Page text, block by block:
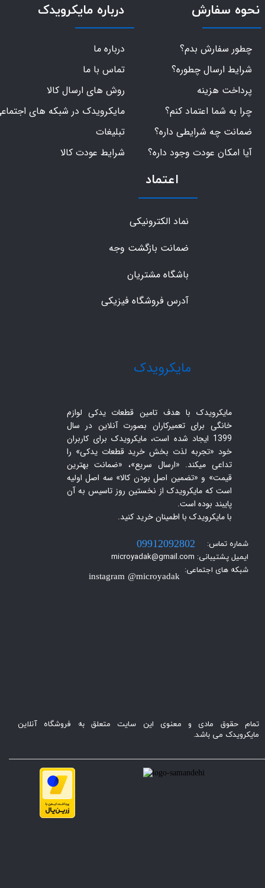
مایکرویدک با هدف تامین قطعات یدکی لوازم
خانگی برای تعمیرکاران بصورت آنلاین در سال
1399 ایجاد شده است، مایکرویدک برای کاربران
خود «تجربه لذت بخش خرید قطعات یدکی» را
تداعی میکند. «ارسال سریع»، «ضمانت بهترین
قیمت» و «تضمین اصل بودن کالا» سه اصل اولیه
است که مایکرویدک از نخستین روز تاسیس به آن
پایبند بوده است.
با مایکرویدک با اطمینان خرید کنید.​​​​​​​
شماره تماس:
ایمیل پشتیبانی: microyadak@gmail.com
شبکه های اجتماعی:
​مایکرویدک
instagram @microyadak
09912092802
نحوه سفارش
چطور سفارش بدم؟
شرایط ارسال چطوره؟
پرداخت هزینه
چرا به شما اعتماد کنم؟
ضمانت چه شرایطی داره؟
آیا امکان عودت وجود داره؟
تمام حقوق مادی و معنوی این سایت متعلق به فروشگاه آنلاین
مایکرویدک می باشد.
اعتماد
نماد الکترونیکی
ضمانت بازگشت وجه
باشگاه مشتریان
آدرس فروشگاه فیزیکی
درباره مایکرویدک
درباره ما
تماس با ما
روش های ارسال کالا
مایکرویدک در شبکه های
تبلیغات
شرایط عودت کالا